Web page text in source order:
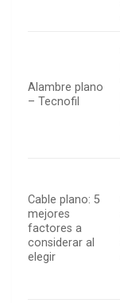
Alambre plano
– Tecnofil
Cable plano: 5
mejores
factores a
considerar al
elegir